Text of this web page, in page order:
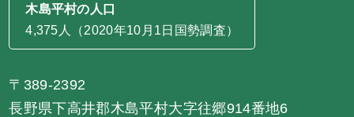
木島平村の人口
4,375人（2020年10月1日国勢調査）
〒389-2392
長野県下高井郡木島平村大字往郷914番地6